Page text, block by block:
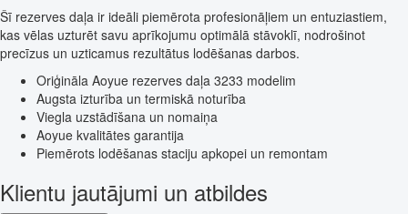
Šī rezerves daļa ir ideāli piemērota profesionāļiem un entuziastiem,
kas vēlas uzturēt savu aprīkojumu optimālā stāvoklī, nodrošinot
precīzus un uzticamus rezultātus lodēšanas darbos.
Oriģināla Aoyue rezerves daļa 3233 modelim
Augsta izturība un termiskā noturība
Viegla uzstādīšana un nomaiņa
Aoyue kvalitātes garantija
Piemērots lodēšanas staciju apkopei un remontam
Klientu jautājumi un atbildes